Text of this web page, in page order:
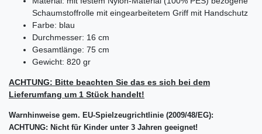
Schaumstoffrolle mit eingearbeitetem Griff mit Handschutz
Farbe: blau
Durchmesser: 16 cm
Gesamtlänge: 75 cm
Gewicht: 820 gr
ACHTUNG: Bitte beachten Sie das es sich bei dem
Lieferumfang um 1 Stück handelt!
Warnhinweise gem. EU-Spielzeugrichtlinie (2009/48/EG):
ACHTUNG: Nicht für Kinder unter 3 Jahren geeignet!